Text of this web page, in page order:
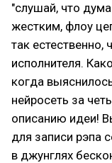
"слушай, что
жестким, флоу
так естественно,
исполнителя.
когда
нейросеть за
описанию идеи!
для записи рэпа
в джунглях